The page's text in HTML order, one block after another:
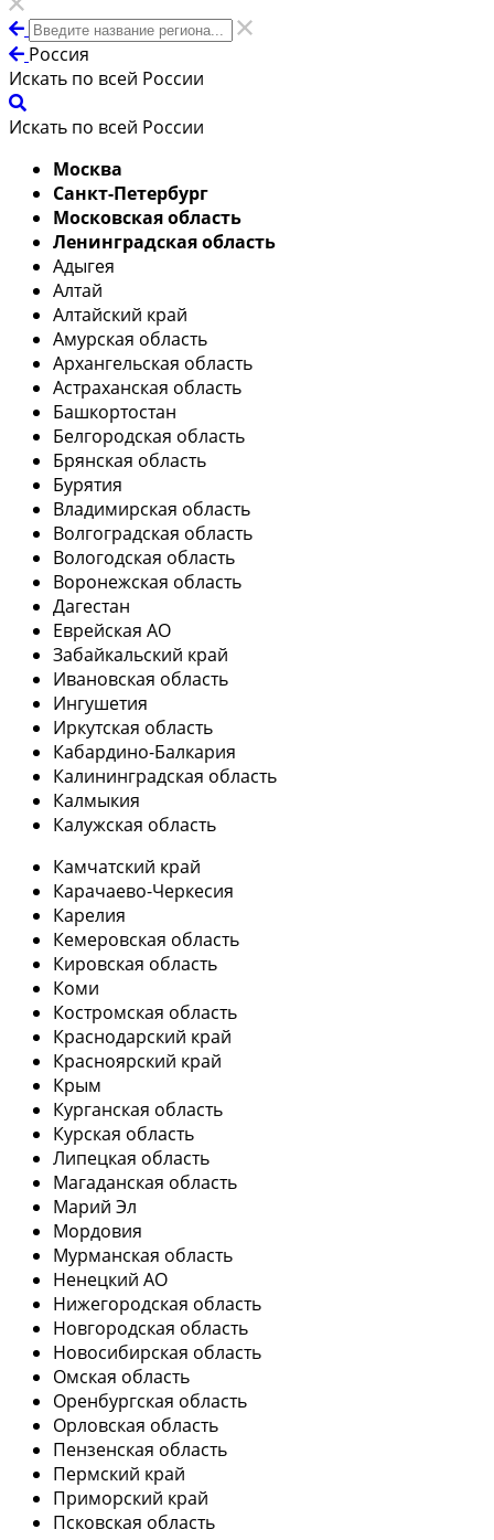
Россия
Искать по всей России
Искать по всей России
Москва
Санкт-Петербург
Московская область
Ленинградская область
Адыгея
Алтай
Алтайский край
Амурская область
Архангельская область
Астраханская область
Башкортостан
Белгородская область
Брянская область
Бурятия
Владимирская область
Волгоградская область
Вологодская область
Воронежская область
Дагестан
Еврейская АО
Забайкальский край
Ивановская область
Ингушетия
Иркутская область
Кабардино-Балкария
Калининградская область
Калмыкия
Калужская область
Камчатский край
Карачаево-Черкесия
Карелия
Кемеровская область
Кировская область
Коми
Костромская область
Краснодарский край
Красноярский край
Крым
Курганская область
Курская область
Липецкая область
Магаданская область
Марий Эл
Мордовия
Мурманская область
Ненецкий АО
Нижегородская область
Новгородская область
Новосибирская область
Омская область
Оренбургская область
Орловская область
Пензенская область
Пермский край
Приморский край
Псковская область